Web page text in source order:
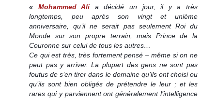
« Mohammed Ali
a décidé un jour, il y a très
longtemps, peu après son vingt et unième
anniversaire, qu’il ne serait pas seulement Roi du
Monde sur son propre terrain, mais Prince de la
Couronne sur celui de tous les autres…
Ce qui est très, très fortement pensé – même si on ne
peut pas y arriver. La plupart des gens ne sont pas
foutus de s’en tirer dans le domaine qu’ils ont choisi ou
qu’ils sont bien obligés de prétendre le leur ; et les
rares qui y parviennent ont généralement l’intelligence